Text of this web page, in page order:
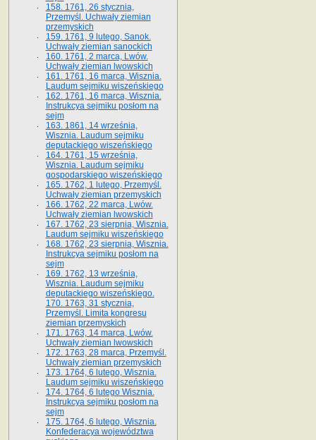
158. 1761, 26 stycznia,
Przemyśl. Uchwały ziemian
przemyskich
159. 1761, 9 lutego, Sanok.
Uchwały ziemian sanockich
160. 1761, 2 marca, Lwów.
Uchwały ziemian lwowskich
161. 1761, 16 marca, Wisznia.
Laudum sejmiku wiszeńskiego
162. 1761, 16 marca, Wisznia.
Instrukcya sejmiku posłom na
sejm
163. 1861, 14 września,
Wisznia. Laudum sejmiku
deputackiego wiszeńskiego
164. 1761, 15 września,
Wisznia. Laudum sejmiku
gospodarskiego wiszeńskiego
165. 1762, 1 lutego, Przemyśl.
Uchwały ziemian przemyskich
166. 1762, 22 marca, Lwów.
Uchwały ziemian lwowskich
167. 1762, 23 sierpnia, Wisznia.
Laudum sejmiku wiszeńskiego
168. 1762, 23 sierpnia, Wisznia.
Instrukcya sejmiku posłom na
sejm
169. 1762, 13 września,
Wisznia. Laudum sejmiku
deputackiego wiszeńskiego.
170. 1763, 31 stycznia,
Przemyśl. Limita kongresu
ziemian przemyskich
171. 1763, 14 marca, Lwów.
Uchwały ziemian lwowskich
172. 1763, 28 marca, Przemyśl.
Uchwały ziemian przemyskich
173. 1764, 6 lutego, Wisznia.
Laudum sejmiku wiszeńskiego
174. 1764, 6 lutego Wisznia.
Instrukcya sejmiku posłom na
sejm
175. 1764, 6 lutego, Wisznia.
Konfederacya województwa